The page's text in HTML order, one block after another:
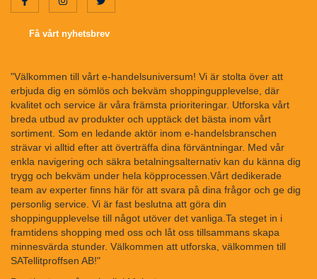
Få vårt nyhetsbrev
"Välkommen till vårt e-handelsuniversum! Vi är stolta över att
erbjuda dig en sömlös och bekväm shoppingupplevelse, där
kvalitet och service är våra främsta prioriteringar. Utforska vårt
breda utbud av produkter och upptäck det bästa inom vårt
sortiment. Som en ledande aktör inom e-handelsbranschen
strävar vi alltid efter att överträffa dina förväntningar. Med vår
enkla navigering och säkra betalningsalternativ kan du känna dig
trygg och bekväm under hela köpprocessen.Vårt dedikerade
team av experter finns här för att svara på dina frågor och ge dig
personlig service. Vi är fast beslutna att göra din
shoppingupplevelse till något utöver det vanliga.Ta steget in i
framtidens shopping med oss och låt oss tillsammans skapa
minnesvärda stunder. Välkommen att utforska, välkommen till
SATellitproffsen AB!"